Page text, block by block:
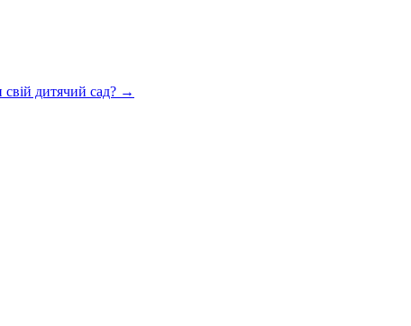
свій дитячий сад? →